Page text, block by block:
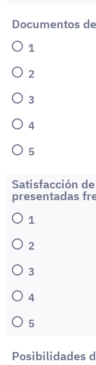
Documentos
1
2
3
4
5
Satisfacción
presentadas
1
2
3
4
5
Posibilidades